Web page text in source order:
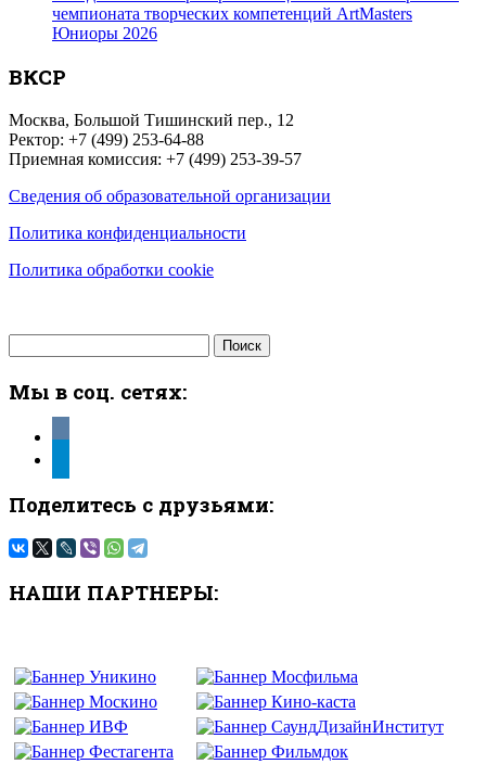
чемпионата творческих компетенций ArtMasters
Юниоры 2026
ВКСР
Москва, Большой Тишинский пер., 12
Ректор: +7 (499) 253-64-88
Приемная комиссия: +7 (499) 253-39-57
Сведения об образовательной организации
Политика конфиденциальности
Политика обработки cookie
Мы в соц. сетях:
Поделитесь с друзьями:
НАШИ ПАРТНЕРЫ: